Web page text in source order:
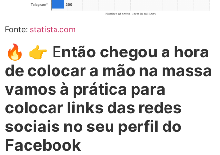
Fonte: statista.com
🔥 👉 Então chegou a hora
de colocar a mão na massa
vamos à prática para
colocar links das redes
sociais no seu perfil do
Facebook